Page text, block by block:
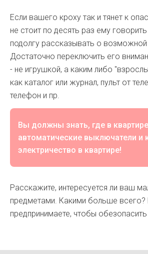
Если вашего кроху так и тянет к
не стоит по десять раз ему говорить
подолгу рассказывать о возможной
Достаточно переключить его
- не игрушкой, а каким либо
как каталог или журнал, пульт от
телефон и пр.
Вы должны знать, где в
автоматические выключатели и
электричество в квартире!
Расскажите, интересуется ли ваш
предметами. Какими больше всего?
предпринимаете, чтобы